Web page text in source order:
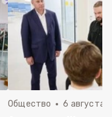
Общество 6 августа ,